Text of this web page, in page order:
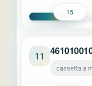
15
11
cassetta a